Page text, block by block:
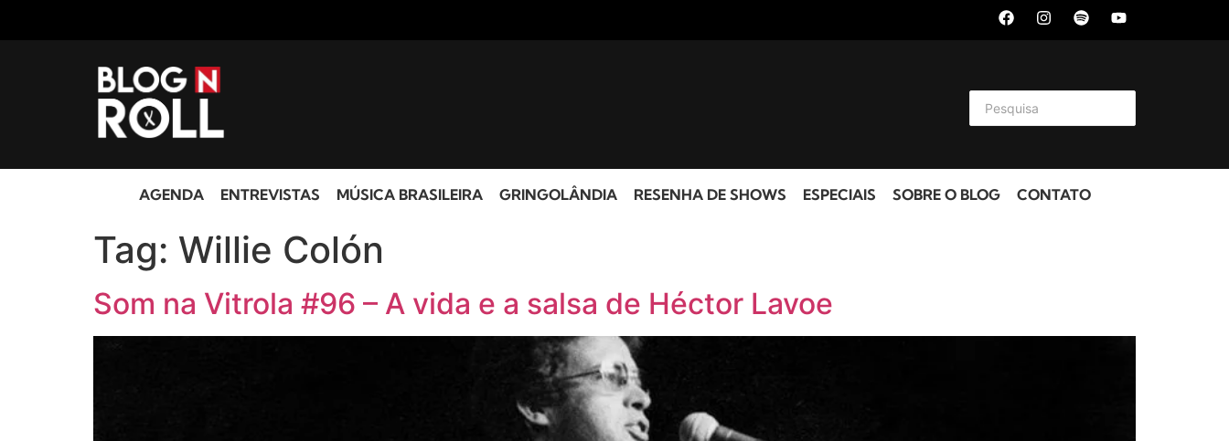
AGENDA ENTREVISTAS MÚSICA BRASILEIRA GRINGOLÂNDIA RESENHA DE SHOWS ESPECIAIS SOBRE O BLOG CONTATO
Tag: Willie Colón
Som na Vitrola #96 – A vida e a salsa de Héctor Lavoe